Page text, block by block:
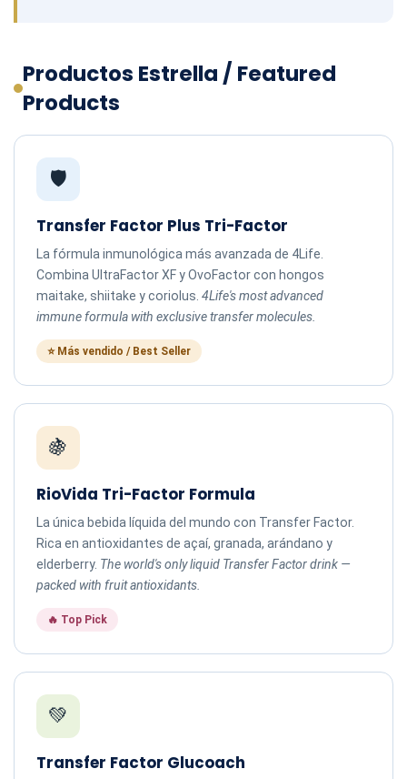
Productos Estrella / Featured
Products
🛡️
Transfer Factor Plus Tri-Factor
La fórmula inmunológica más avanzada de 4Life.
Combina UltraFactor XF y OvoFactor con hongos
maitake, shiitake y coriolus. 4Life's most advanced
immune formula with exclusive transfer molecules.
⭐ Más vendido / Best Seller
🍇
RioVida Tri-Factor Formula
La única bebida líquida del mundo con Transfer Factor.
Rica en antioxidantes de açaí, granada, arándano y
elderberry. The world's only liquid Transfer Factor drink —
packed with fruit antioxidants.
🔥 Top Pick
💚
Transfer Factor Glucoach